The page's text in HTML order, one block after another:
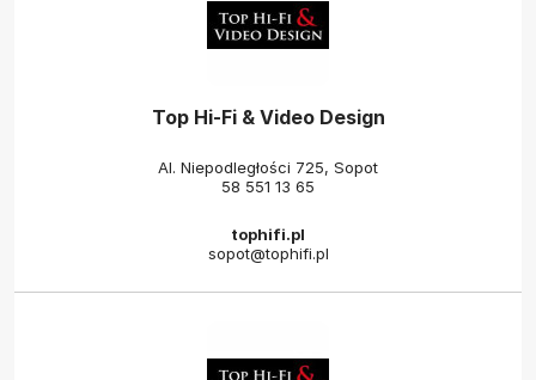
Top Hi-Fi & Video Design
Al. Niepodległości 725, Sopot
58 551 13 65
tophifi.pl
sopot@tophifi.pl